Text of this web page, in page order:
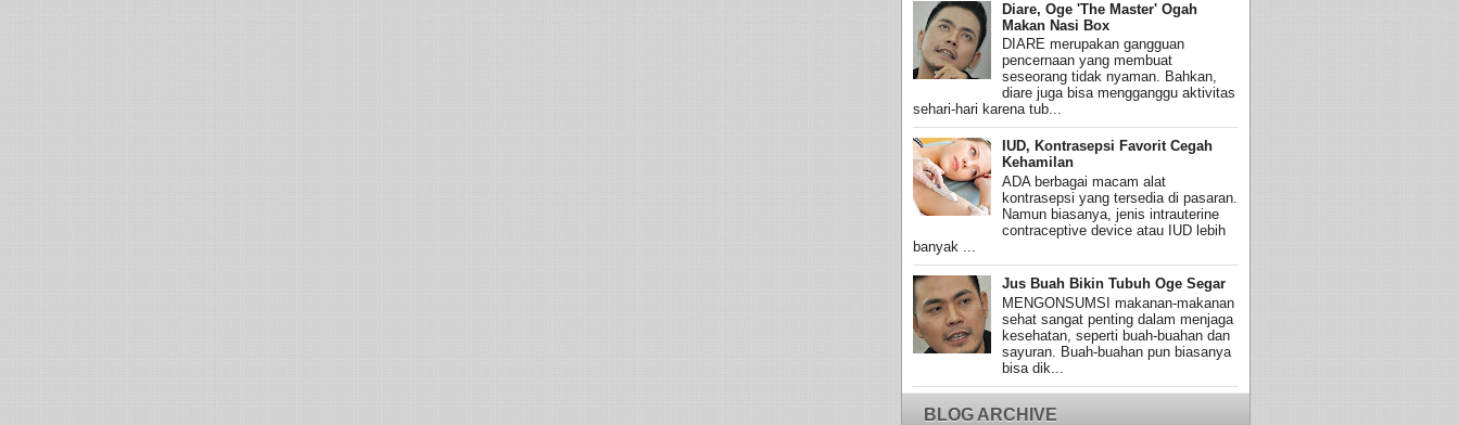
Diare, Oge 'The Master' Ogah
Makan Nasi Box
DIARE merupakan gangguan
pencernaan yang membuat
seseorang tidak nyaman. Bahkan,
diare juga bisa mengganggu aktivitas
sehari-hari karena tub...
IUD, Kontrasepsi Favorit Cegah
Kehamilan
ADA berbagai macam alat
kontrasepsi yang tersedia di pasaran.
Namun biasanya, jenis intrauterine
contraceptive device atau IUD lebih
banyak ...
Jus Buah Bikin Tubuh Oge Segar
MENGONSUMSI makanan-makanan
sehat sangat penting dalam menjaga
kesehatan, seperti buah-buahan dan
sayuran. Buah-buahan pun biasanya
bisa dik...
BLOG ARCHIVE